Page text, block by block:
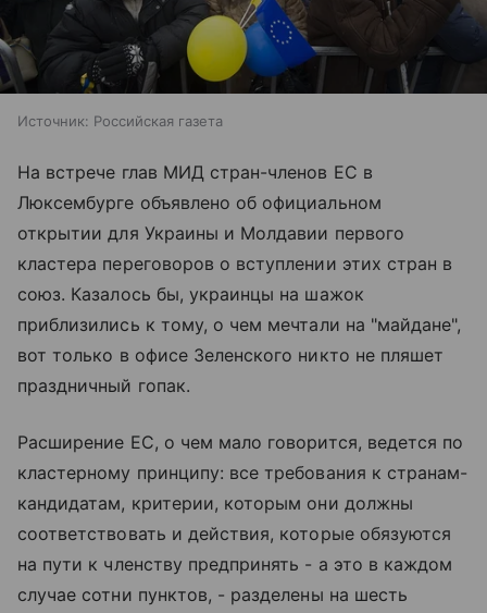
Источник: Российская газета
На встрече глав МИД стран-членов ЕС в
Люксембурге объявлено об официальном
открытии для Украины и Молдавии первого
кластера переговоров о вступлении этих стран в
союз. Казалось бы, украинцы на шажок
приблизились к тому, о чем мечтали на "майдане",
вот только в офисе Зеленского никто не пляшет
праздничный гопак.
Расширение ЕС, о чем мало говорится, ведется по
кластерному принципу: все требования к странам-
кандидатам, критерии, которым они должны
соответствовать и действия, которые обязуются
на пути к членству предпринять - а это в каждом
случае сотни пунктов, - разделены на шесть